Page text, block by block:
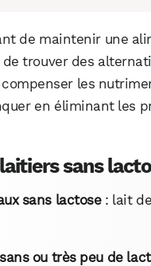
de maintenir une
trouver des
les
en éliminant les
sans
sans lactose: lait
ou très peu de